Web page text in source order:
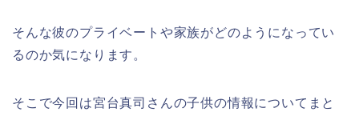
そんな彼のプライベートや家族がどのようになってい
るのか気になります。
そこで今回は宮台真司さんの子供の情報についてまと